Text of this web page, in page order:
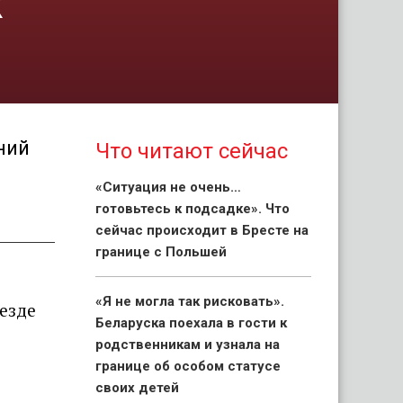
Что читают сейчас
«Ситуация не очень…
готовьтесь к подсадке». Что
сейчас происходит в Бресте на
границе с Польшей
«Я не могла так рисковать».
Беларуска поехала в гости к
родственникам и узнала на
границе об особом статусе
своих детей